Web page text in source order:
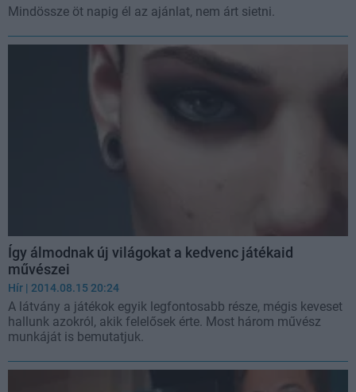
Mindössze öt napig él az ajánlat, nem árt sietni.
Így álmodnak új világokat a kedvenc játékaid
művészei
Hír | 2014.08.15 20:24
A látvány a játékok egyik legfontosabb része, mégis keveset
hallunk azokról, akik felelősek érte. Most három művész
munkáját is bemutatjuk.